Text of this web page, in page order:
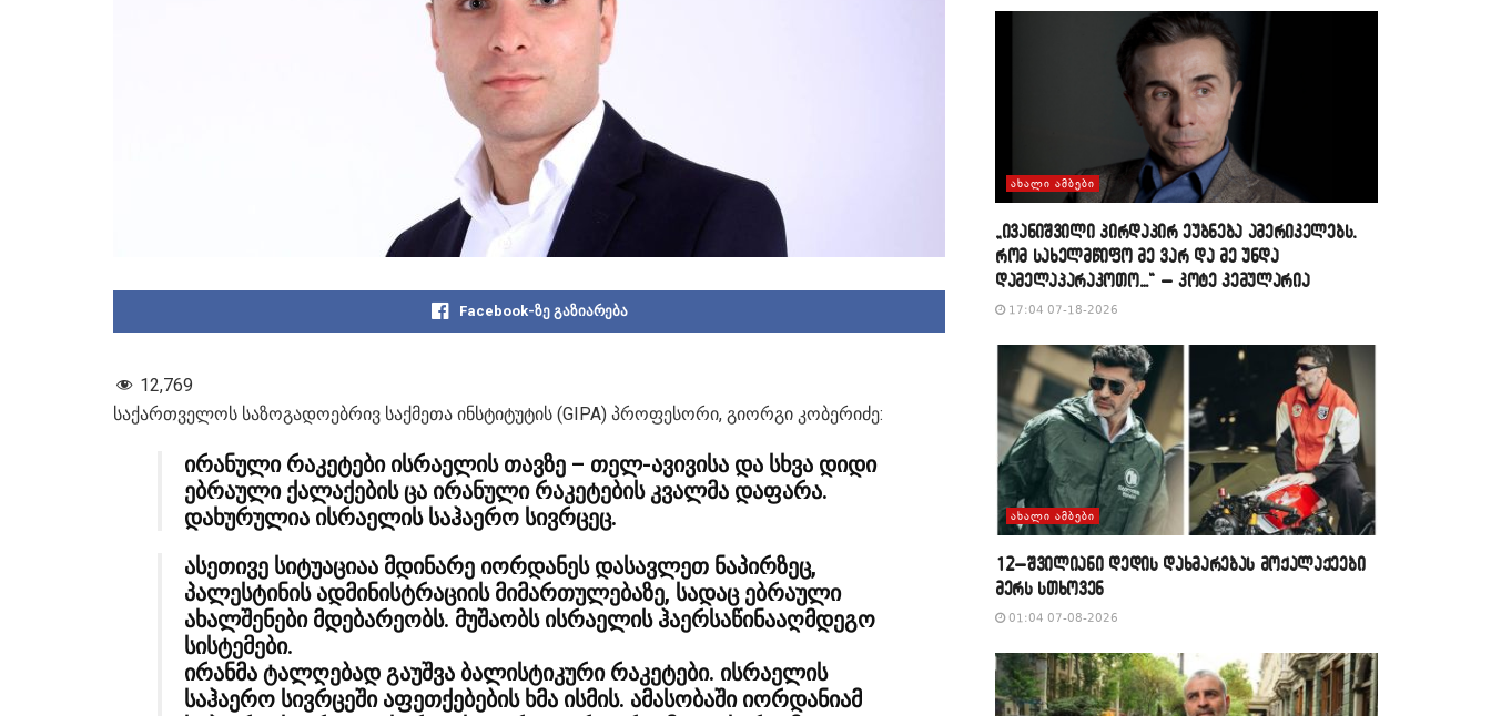
Facebook-ზე გაზიარება
12,769
საქართველოს საზოგადოებრივ საქმეთა ინსტიტუტის (GIPA) პროფესორი, გიორგი კობერიძე:
ირანული რაკეტები ისრაელის თავზე – თელ-ავივისა და სხვა დიდი
ებრაული ქალაქების ცა ირანული რაკეტების კვალმა დაფარა.
დახურულია ისრაელის საჰაერო სივრცეც.
ასეთივე სიტუაციაა მდინარე იორდანეს დასავლეთ ნაპირზეც,
პალესტინის ადმინისტრაციის მიმართულებაზე, სადაც ებრაული
ახალშენები მდებარეობს. მუშაობს ისრაელის ჰაერსაწინააღმდეგო
სისტემები.
ირანმა ტალღებად გაუშვა ბალისტიკური რაკეტები. ისრაელის
საჰაერო სივრცეში აფეთქებების ხმა ისმის. ამასობაში იორდანიამ
ᲐᲮᲐᲚᲘ ᲐᲛᲑᲔᲑᲘ
„ივანიშვილი პირდაპირ ეუბნება ამერიკელებს,
რომ სახელმწიფო მე ვარ და მე უნდა
დამელაპარაკოთო…“ – კოტე კემულარია
17:04 07-18-2026
ᲐᲮᲐᲚᲘ ᲐᲛᲑᲔᲑᲘ
12–შვილიანი დედის დახმარებას მოქალაქეები
მერს სთხოვენ
01:04 07-08-2026